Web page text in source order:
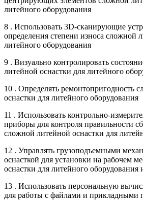
литейного оборудования
8 . Использовать 3D-сканирующие
определения степени износа сложной
литейного оборудования
9 . Визуально контролировать
литейной оснастки для литейного
10 . Определять ремонтопригодность
оснастки для литейного оборудования
11 . Использовать контрольно-
приборы для контроля правильности
сложной литейной оснастки для
12 . Управлять грузоподъемными
оснасткой для установки на рабочем
оснастки для литейного оборудования
13 . Использовать персональную
для работы с файлами и прикладными